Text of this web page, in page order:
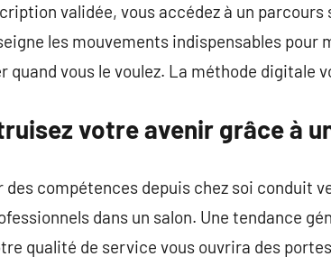
validée, vous accédez à un
les mouvements indispensables
quand vous le voulez. La méthode digitale
votre avenir grâce à
des compétences depuis chez soi conduit
dans un salon. Une tendance
qualité de service vous ouvrira des